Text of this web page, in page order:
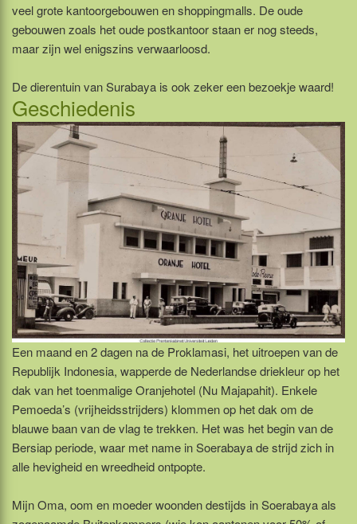
veel grote kantoorgebouwen en shoppingmalls. De oude
gebouwen zoals het oude postkantoor staan er nog steeds,
maar zijn wel enigszins verwaarloosd.
De dierentuin van Surabaya is ook zeker een bezoekje waard!
Geschiedenis
Een maand en 2 dagen na de Proklamasi, het uitroepen van de
Republijk Indonesia, wapperde de Nederlandse driekleur op het
dak van het toenmalige Oranjehotel (Nu Majapahit). Enkele
Pemoeda’s (vrijheidsstrijders) klommen op het dak om de
blauwe baan van de vlag te trekken. Het was het begin van de
Bersiap periode, waar met name in Soerabaya de strijd zich in
alle hevigheid en wreedheid ontpopte.
Mijn Oma, oom en moeder woonden destijds in Soerabaya als